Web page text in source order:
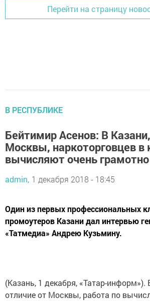
Перейти на страницу
В РЕСПУБЛИКЕ
Бейтимир Асенов: В
Москвы, наркоторговцев в
вычисляют очень грамотно
admin, 1 декабря 2018 - 18:45
Один из первых профессиональных
промоутеров Казани дал интервью
«Татмедиа» Андрею Кузьмину.
(Казань, 1 декабря, «Татар-информ»).
отличие от Москвы, работа по